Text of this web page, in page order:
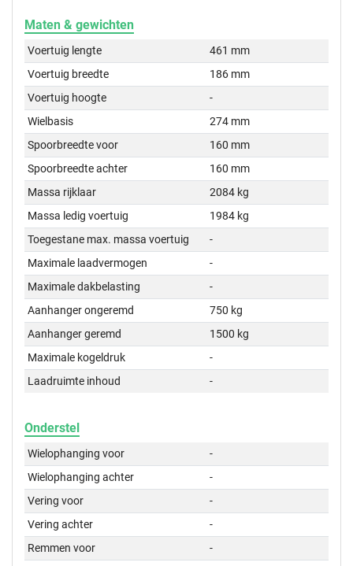
Maten & gewichten
Voertuig lengte
461 mm
Voertuig breedte
186 mm
Voertuig hoogte
-
Wielbasis
274 mm
Spoorbreedte voor
160 mm
Spoorbreedte achter
160 mm
Massa rijklaar
2084 kg
Massa ledig voertuig
1984 kg
Toegestane max. massa voertuig
-
Maximale laadvermogen
-
Maximale dakbelasting
-
Aanhanger ongeremd
750 kg
Aanhanger geremd
1500 kg
Maximale kogeldruk
-
Laadruimte inhoud
-
Onderstel
Wielophanging voor
-
Wielophanging achter
-
Vering voor
-
Vering achter
-
Remmen voor
-